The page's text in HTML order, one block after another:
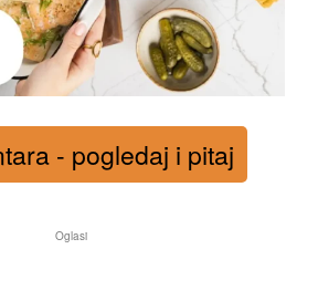
- pogledaj i pitaj
Oglasi